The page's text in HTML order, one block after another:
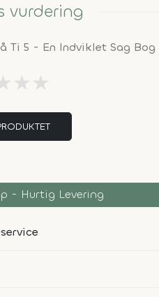
vurdering
Ti 5 - En Indviklet Sag Bog
★ ★
- Hurtig Levering